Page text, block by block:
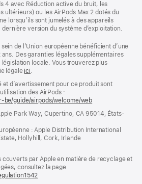
4 avec Réduction active du bruit, les
ultérieurs) ou les AirPods Max 2 dotés du
lorsqu’ils sont jumelés à des appareils
version du système d’exploitation.
de l’Union européenne bénéficient d’une
ans. Des garanties légales supplémentaires
législation locale. Vous trouverez plus
légale ici.
d’avertissement pour ce produit sont
des AirPods :
be/guide/airpods/welcome/web
une
fenêtre)
Park Way, Cupertino, CA 95014, États-
: Apple Distribution International
Hollyhill, Cork, Irlande
couverts par Apple en matière de recyclage et
consultez la page